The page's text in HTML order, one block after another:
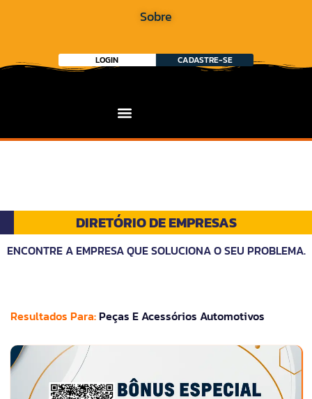
Sobre
LOGIN CADASTRE-SE
DIRETÓRIO DE EMPRESAS
ENCONTRE A EMPRESA QUE SOLUCIONA O SEU PROBLEMA.
Resultados Para: Peças E Acessórios Automotivos